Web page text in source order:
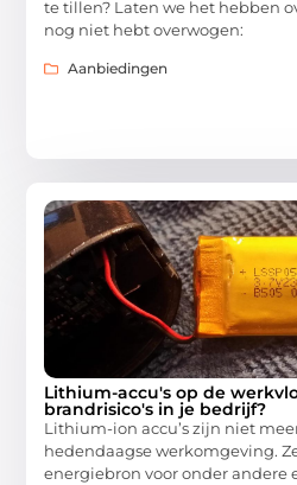
te tillen? Laten we het hebben
nog niet hebt overwogen:
Aanbiedingen
Lithium-accu's op de
brandrisico's in je bedrijf?
Lithium-ion accu’s zijn niet
hedendaagse werkomgeving.
energiebron voor onder andere